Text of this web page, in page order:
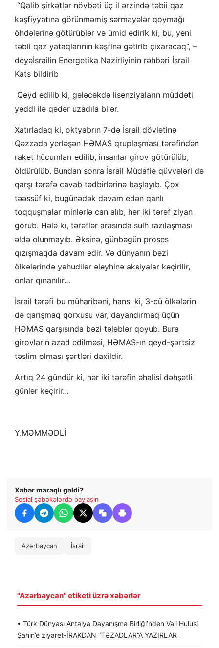
“Qalib şirkətlər növbəti üç il ərzində təbii qaz
kəşfiyyatına görünməmiş sərmayələr qoymağı
öhdələrinə götürüblər və ümid edirik ki, bu, yeni
təbii qaz yataqlarının kəşfinə gətirib çıxaracaq”, –
deyəİsrailin Energetika Nazirliyinin rəhbəri İsrail
Kats bildirib
Qeyd edilib ki, gələcəkdə lisenziyaların müddəti
yeddi ilə qədər uzadıla bilər.
Xatırladaq ki, oktyabrın 7-də İsrail dövlətinə
Qəzzada yerləşən HƏMAS qruplaşması tərəfindən
raket hücumları edilib, insanlar girov götürülüb,
öldürülüb. Bundan sonra İsrail Müdafiə qüvvələri də
qarşı tərəfə cavab tədbirlərinə başlayıb. Çox
təəssüf ki, bugünədək davam edən qanlı
toqquşmalar minlərlə can alıb, hər iki tərəf ziyan
görüb. Hələ ki, tərəflər arasında sülh razılaşması
əldə olunmayıb. Əksinə, günbəgün proses
qızışmaqda davam edir. Və dünyanın bəzi
ölkələrində yəhudilər əleyhinə aksiyalar keçirilir,
onlar qınanılır…
İsrail tərəfi bu müharibəni, hansı ki, 3-cü ölkələrin
də qarışmaq qorxusu var, dayandırmaq üçün
HƏMAS qarşısında bəzi tələblər qoyub. Bura
girovların azad edilməsi, HƏMAS-ın qeyd-şərtsiz
təslim olması şərtləri daxildir.
Artıq 24 gündür ki, hər iki tərəfin əhalisi dəhşətli
günlər keçirir…
Y.MƏMMƏDLİ
Xəbər maraqlı gəldi?
Sosial şəbəkələrdə paylaşın
Azərbaycan İsrail
"Azərbaycan" etiketi üzrə xəbərlər
• Türk Dünyası Antalya Dayanışma Birliği’nden Vali Hulusi
Şahin’e ziyaret-İRAKDAN “TƏZADLAR”A YAZIRLAR